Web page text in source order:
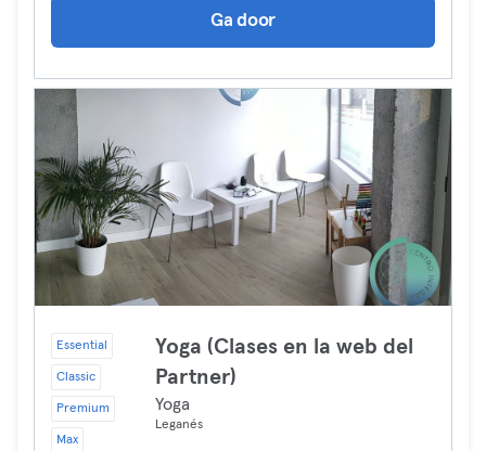
Ga door
Essential
Classic
Premium
Max
Yoga (Clases en la web del
Partner)
Yoga
Leganés